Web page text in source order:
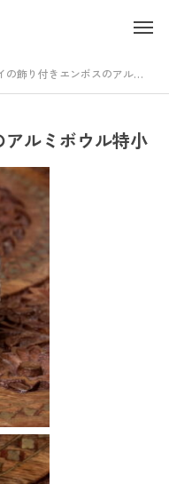
飾り付きエンボスのアルミボウル特小
ルミボウル特小